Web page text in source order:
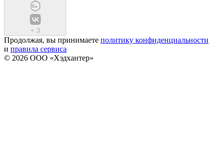
+ 3
Продолжая, вы принимаете политику конфиденциальности
и правила сервиса
© 2026 ООО «Хэдхантер»